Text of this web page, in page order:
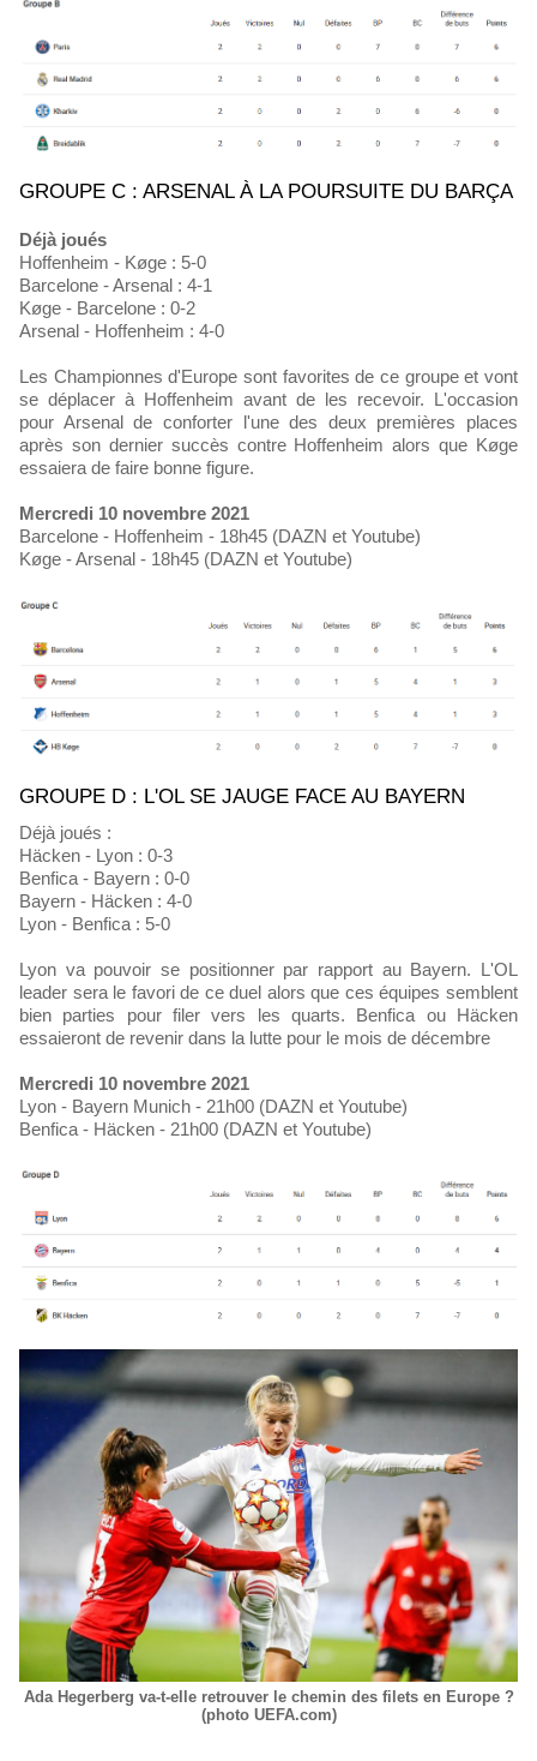
GROUPE C : ARSENAL À LA POURSUITE DU BARÇA
Déjà joués
Hoffenheim - Køge : 5-0
Barcelone - Arsenal : 4-1
Køge - Barcelone : 0-2
Arsenal - Hoffenheim : 4-0
Les Championnes d'Europe sont favorites de ce groupe et vont
se déplacer à Hoffenheim avant de les recevoir. L'occasion
pour Arsenal de conforter l'une des deux premières places
après son dernier succès contre Hoffenheim alors que Køge
essaiera de faire bonne figure.
Mercredi 10 novembre 2021
Barcelone - Hoffenheim - 18h45 (DAZN et Youtube)
Køge - Arsenal - 18h45 (DAZN et Youtube)
GROUPE D : L'OL SE JAUGE FACE AU BAYERN
Déjà joués :
Häcken - Lyon : 0-3
Benfica - Bayern : 0-0
Bayern - Häcken : 4-0
Lyon - Benfica : 5-0
Lyon va pouvoir se positionner par rapport au Bayern. L'OL
leader sera le favori de ce duel alors que ces équipes semblent
bien parties pour filer vers les quarts. Benfica ou Häcken
essaieront de revenir dans la lutte pour le mois de décembre
Mercredi 10 novembre 2021
Lyon - Bayern Munich - 21h00 (DAZN et Youtube)
Benfica - Häcken - 21h00 (DAZN et Youtube)
Ada Hegerberg va-t-elle retrouver le chemin des filets en Europe ?
(photo UEFA.com)